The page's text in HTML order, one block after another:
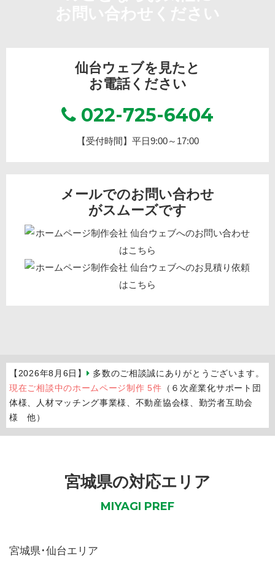
仙台ウェブを見たと
お電話ください
022-725-6404
【受付時間】平日9:00～17:00
メールでのお問い合わせ
がスムーズです
【2026年8月6日】
多数のご相談誠にありがとうございます。
現在ご相談中のホームページ制作 5件 （６次産業化サポート団
体様、人材マッチング事業様、不動産協会様、勤労者互助会
様 他）
宮城県の対応エリア
MIYAGI PREF
宮城県 ･仙台エリア